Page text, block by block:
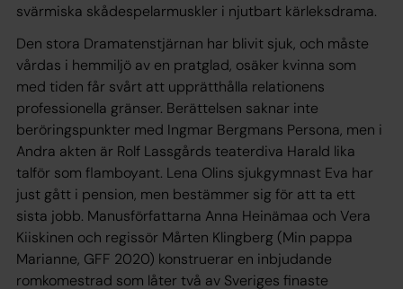
svärmiska skådespelarmuskler i njutbart kärleksdrama.
Den stora Dramatenstjärnan har blivit sjuk, och måste
vårdas i hemmiljö av en pratglad, osäker kvinna som
med tiden får svårt att upprätthålla relationens
professionella gränser. Berättelsen saknar inte
beröringspunkter med Ingmar Bergmans Persona, men i
Andra akten är Rolf Lassgårds teaterdiva Harald lika
talför som flamboyant. Lena Olins sjukgymnast Eva har
just gått i pension, men bestämmer sig för att ta ett
sista jobb. Manusförfattarna Anna Heinämaa och Vera
Kiiskinen och regissör Mårten Klingberg (Min pappa
Marianne, GFF 2020) konstruerar en inbjudande
romkomestrad som låter två av Sveriges finaste